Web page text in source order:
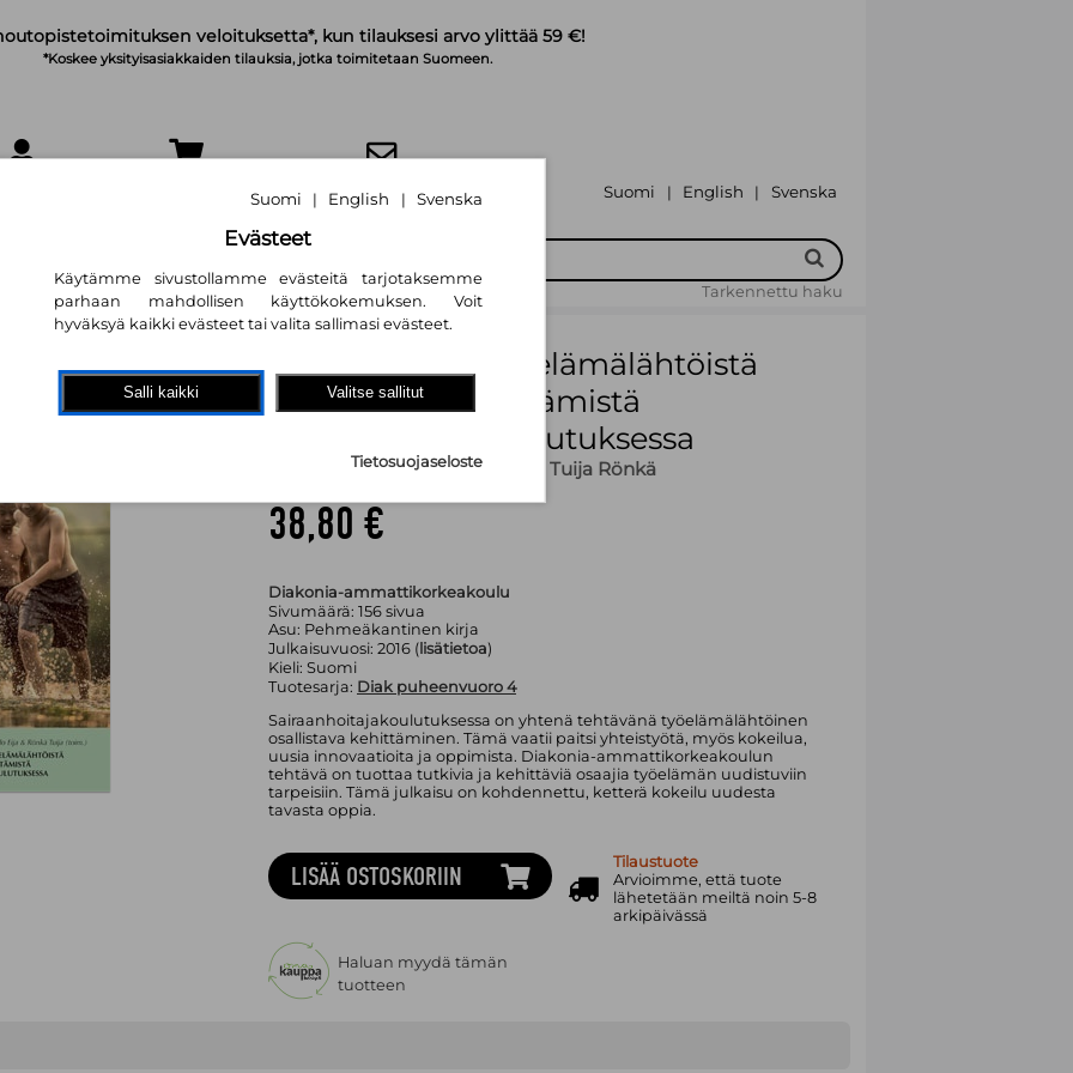
veloituksetta*, kun tilauksesi arvo ylittää 59 €!
*Koskee yksityisasiakkaiden tilauksia, jotka toimitetaan Suomeen.
TILAA UUTISKIRJE Suomi | English | Svenska
Tarkennettu haku
Arjen helmiä : työelämälähtöistä
osallistavaa kehittämistä
sairaanhoitajakoulutuksessa
Mari Pulkkinen,Eija Rautasalo Tuija Rönkä
38,80 €
Diakonia-ammattikorkeakoulu
Sivumäärä: 156sivua
Asu: Pehmeäkantinen kirja
Julkaisuvuosi: 2016 (lisätietoa)
Kieli: Suomi
Tuotesarja: Diak puheenvuoro 4
Sairaanhoitajakoulutuksessa on yhtenä tehtävänä työelämälähtöinen
osallistava kehittäminen. Tämä vaatii paitsi yhteistyötä, myös kokeilua,
uusia innovaatioita ja oppimista. Diakonia-ammattikorkeakoulun
tehtävä on tuottaa tutkivia ja kehittäviä osaajia työelämän uudistuviin
tarpeisiin. Tämä julkaisu on kohdennettu, ketterä kokeilu uudesta
tavasta oppia.
LISÄÄ OSTOSKORIIN
Tilaustuote
Arvioimme, että tuote
lähetetään meiltä noin 5-8
arkipäivässä
Haluan myydä tämän
tuotteen
Suomi | English | Svenska
Evästeet
Käytämme sivustollamme evästeitä tarjotaksemme
parhaan mahdollisen käyttökokemuksen. Voit
hyväksyä kaikki evästeet tai valita sallimasi evästeet.
Salli kaikki Valitse sallitut
Tietosuojaseloste